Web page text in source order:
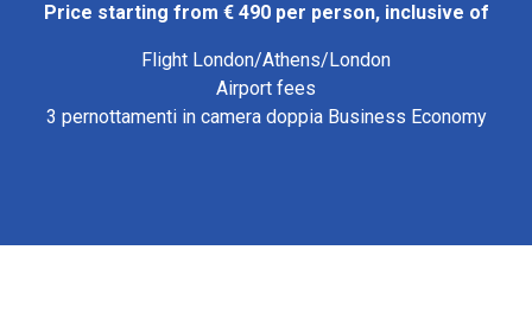
Price starting from € 490 per person, inclusive of
Flight London/Athens/London
Airport fees
3 pernottamenti in camera doppia Business Economy